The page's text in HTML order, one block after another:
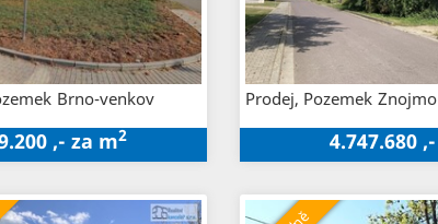
Brno-venkov
,- za m2
Prodej, Pozemek Znojmo
4.747.680 ,-